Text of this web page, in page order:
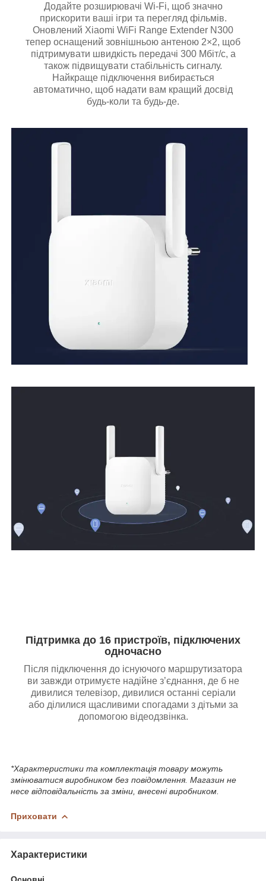
Додайте розширювачі Wi-Fi, щоб значно
прискорити ваші ігри та перегляд фільмів.
Оновлений Xiaomi WiFi Range Extender N300
тепер оснащений зовнішньою антеною 2×2, щоб
підтримувати швидкість передачі 300 Мбіт/с, а
також підвищувати стабільність сигналу.
Найкраще підключення вибирається
автоматично, щоб надати вам кращий досвід
будь-коли та будь-де.
Підтримка до 16 пристроїв, підключених
одночасно
Після підключення до існуючого маршрутизатора
ви завжди отримуєте надійне з’єднання, де б не
дивилися телевізор, дивилися останні серіали
або ділилися щасливими спогадами з дітьми за
допомогою відеодзвінка.
*Характеристики та комплектація товару можуть
змінюватися виробником без повідомлення. Магазин не
несе відповідальність за зміни, внесені виробником.
Приховати
Характеристики
Основні